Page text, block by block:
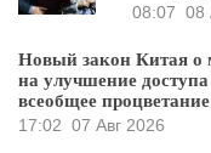
08:07 08
Новый закон Китая о
на улучшение
всеобщее процветание
17:02 07 Авг 2026